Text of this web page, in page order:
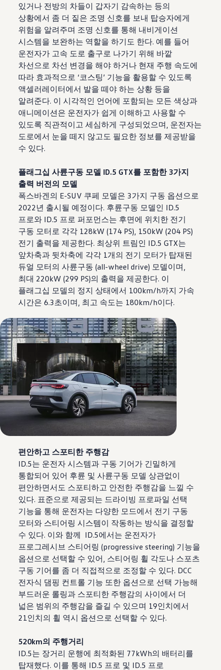
있거나 전방의 차들이 갑자기 감속하는 등의
상황에서 좀 더 짙은 조명 신호를 보내 탑승자에게
위험을 알려주며 조명 신호를 통해 내비게이션
시스템을 보완하는 역할을 하기도 한다. 예를 들어
운전자가 고속 도로 출구로 나가기 위해 바깥
차선으로 차선 변경을 해야 하거나 현재 주행 속도에
따라 효과적으로 ‘코스팅’ 기능을 활용할 수 있도록
액셀러레이터에서 발을 떼야 하는 상황 등을
알려준다. 이 시각적인 언어에 포함되는 모든 색상과
애니메이션은 운전자가 쉽게 이해하고 사용할 수
있도록 직관적이고 세심하게 구성되었으며, 운전자는
도로에서 눈을 떼지 않고도 필요한 정보를 제공받을
수 있다.
플래그십 사륜구동 모델 ID.5 GTX를 포함한 3가지
출력 버전의 모델
폭스바겐의 E-SUV 쿠페 모델은 3가지 구동 옵션으로
2022년 출시될 예정이다. 후륜구동 모델인 ID.5
프로와 ID.5 프로 퍼포먼스는 후면에 위치한 전기
구동 모터로 각각 128kW (174 PS), 150kW (204 PS)
전기 출력을 제공한다. 최상위 트림인 ID.5 GTX는
앞차축과 뒷차축에 각각 1개의 전기 모터가 탑재된
듀얼 모터의 사륜구동 (all-wheel drive) 모델이며,
최대 220kW (299 PS)의 출력을 제공한다. 이
플래그십 모델의 정지 상태에서 100km/h까지 가속
시간은 6.3초이며, 최고 속도는 180km/h이다.
편안하고 스포티한 주행감
ID.5는 운전자 시스템과 구동 기어가 긴밀하게
통합되어 있어 후륜 및 사륜구동 모델 상관없이
편안하면서도 스포티하고 안전한 주행감을 느낄 수
있다. 표준으로 제공되는 드라이빙 프로파일 선택
기능을 통해 운전자는 다양한 모드에서 전기 구동
모터와 스티어링 시스템이 작동하는 방식을 결정할
수 있다. 이와 함께 ID.5에서는 운전자가
프로그레시브 스티어링 (progressive steering) 기능을
옵션으로 선택할 수 있어, 스티어링 휠 각도나 스포츠
구동 기어를 좀 더 직접적으로 조정할 수 있다. DCC
전자식 댐핑 컨트롤 기능 또한 옵션으로 선택 가능해
부드러운 롤링과 스포티한 주행감의 사이에서 더
넓은 범위의 주행감을 즐길 수 있으며 19인치에서
21인치의 휠 역시 옵션으로 선택할 수 있다.
520km의 주행거리
ID.5는 장거리 운행에 최적화된 77kWh의 배터리를
탑재했다. 이를 통해 ID.5 프로 및 ID.5 프로